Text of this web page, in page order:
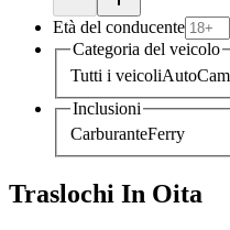
Età del conducente
Categoria del veicolo
Tutti i veicoliAuto
Inclusioni
CarburanteFerry
Traslochi In Oita